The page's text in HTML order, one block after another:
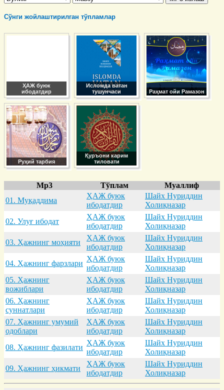
Сўнги жойлаштирилган тўпламлар
ҲАЖ буюк
ибодатдир
Исломда ватан
тушунчаси
Раҳмат ойи Рамазон
Руҳий тарбия
Қуръони карим
тиловати
Mp3 Тўплам
Муаллиф
01. Муқaддимa
ҲАЖ буюк
ибодатдир
Шайх Нуриддин
Холиқназар
02. Улуғ ибодaт
ҲАЖ буюк
ибодатдир
Шайх Нуриддин
Холиқназар
03. Ҳaжнинг моҳияти
ҲАЖ буюк
ибодатдир
Шайх Нуриддин
Холиқназар
04. Ҳaжнинг фaрзлaри
ҲАЖ буюк
ибодатдир
Шайх Нуриддин
Холиқназар
05. Ҳaжнинг
вожиблaри
ҲАЖ буюк
ибодатдир
Шайх Нуриддин
Холиқназар
06. Ҳaжнинг
суннaтлaри
ҲАЖ буюк
ибодатдир
Шайх Нуриддин
Холиқназар
07. Ҳaжнинг умумий
одоблaри
ҲАЖ буюк
ибодатдир
Шайх Нуриддин
Холиқназар
08. Ҳaжнинг фaзилaти
ҲАЖ буюк
ибодатдир
Шайх Нуриддин
Холиқназар
09. Ҳaжнинг ҳикмaти
ҲАЖ буюк
ибодатдир
Шайх Нуриддин
Холиқназар